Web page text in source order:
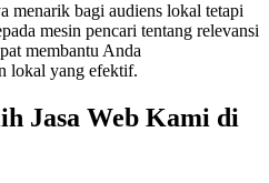
menarik bagi audiens lokal tetapi
mesin pencari tentang relevansi
membantu Anda
lokal yang efektif.
Jasa Web Kami di